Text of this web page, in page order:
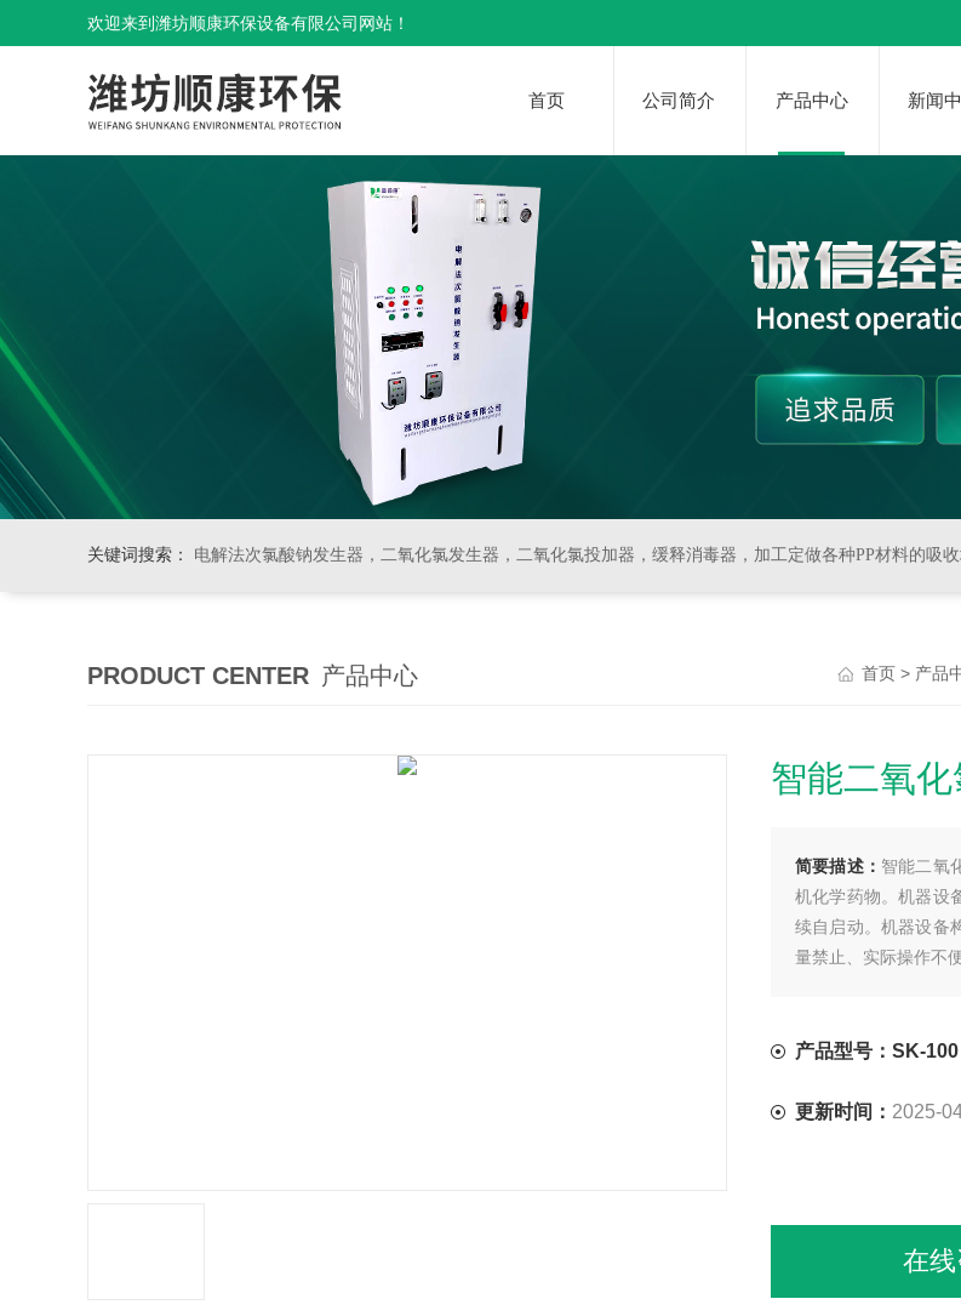
欢迎来到潍坊顺康环保设备有限公司网站！
首页 公司简介 产品中心 新闻
关键词搜索： 电解法次氯酸钠发生器，二氧化氯发生器，二氧化氯投加器，缓释消毒器，加工定做各种PP材料的吸收塔尾气处理，排风管道，PVC材料的杀菌，消毒等
PRODUCT CENTER 产品中心 首页 > 产品
智能二氧
简要描述： 智能二氧
机化学药物。机器设
续自启动。机器设备
量禁止、实际操作不
产品型号：SK-100
更新时间： 2025-
在